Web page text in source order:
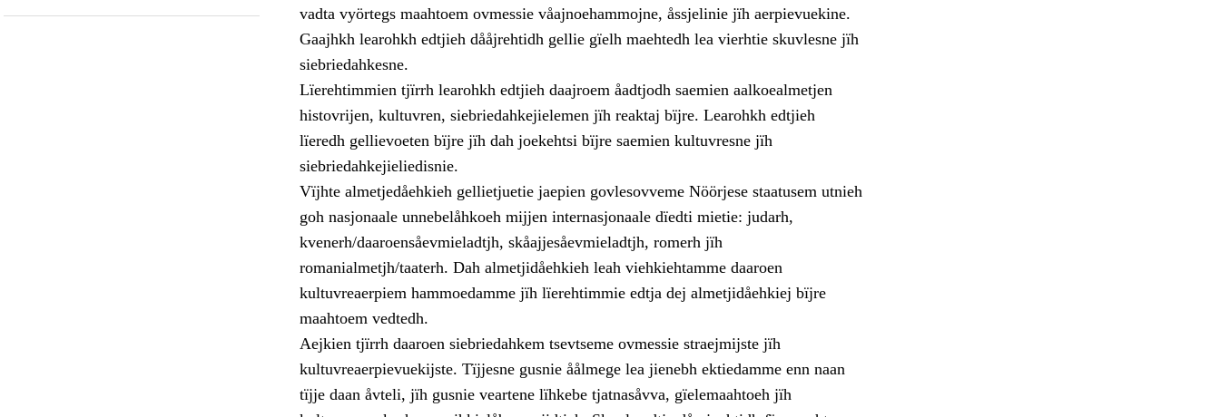
vadta vyörtegs maahtoem ovmessie våajnoehammojne, åssjelinie jïh aerpievuekine.
Gaajhkh learohkh edtjieh dååjrehtidh gellie gïelh maehtedh lea vierhtie skuvlesne jïh
siebriedahkesne.
Lïerehtimmien tjïrrh learohkh edtjieh daajroem åadtjodh saemien aalkoealmetjen
histovrijen, kultuvren, siebriedahkejielemen jïh reaktaj bïjre. Learohkh edtjieh
lïeredh gellievoeten bïjre jïh dah joekehtsi bïjre saemien kultuvresne jïh
siebriedahkejieliedisnie.
Vïjhte almetjedåehkieh gellietjuetie jaepien govlesovveme Nöörjese staatusem utnieh
goh nasjonaale unnebelåhkoeh mijjen internasjonaale dïedti mietie: judarh,
kvenerh/daaroensåevmieladtjh, skåajjesåevmieladtjh, romerh jïh
romanialmetjh/taaterh. Dah almetjidåehkieh leah viehkiehtamme daaroen
kultuvreaerpiem hammoedamme jïh lïerehtimmie edtja dej almetjidåehkiej bïjre
maahtoem vedtedh.
Aejkien tjïrrh daaroen siebriedahkem tsevtseme ovmessie straejmijste jïh
kultuvreaerpievuekijste. Tïjjesne gusnie åålmege lea jienebh ektiedamme enn naan
tïjje daan åvteli, jïh gusnie veartene lïhkebe tjatnasåvva, gïelemaahtoeh jïh